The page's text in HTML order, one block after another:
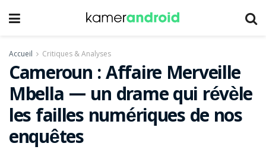
Accueil Critiques & Analyses
Cameroun : Affaire Merveille
Mbella — un drame qui révèle
les failles numériques de nos
enquêtes